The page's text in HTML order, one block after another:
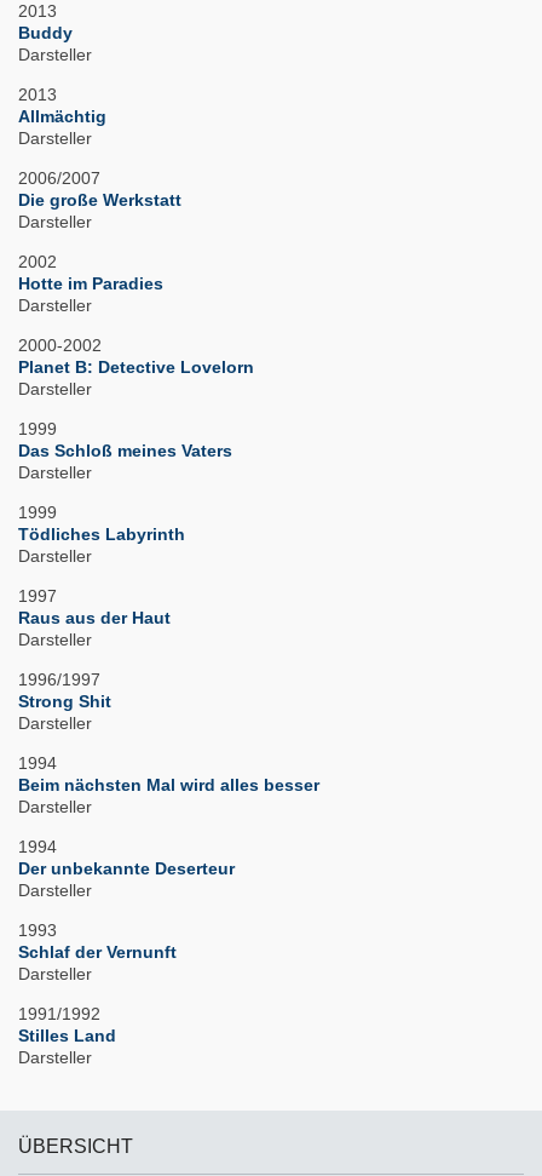
2013
Buddy
Darsteller
2013
Allmächtig
Darsteller
2006/2007
Die große Werkstatt
Darsteller
2002
Hotte im Paradies
Darsteller
2000-2002
Planet B: Detective Lovelorn
Darsteller
1999
Das Schloß meines Vaters
Darsteller
1999
Tödliches Labyrinth
Darsteller
1997
Raus aus der Haut
Darsteller
1996/1997
Strong Shit
Darsteller
1994
Beim nächsten Mal wird alles besser
Darsteller
1994
Der unbekannte Deserteur
Darsteller
1993
Schlaf der Vernunft
Darsteller
1991/1992
Stilles Land
Darsteller
ÜBERSICHT